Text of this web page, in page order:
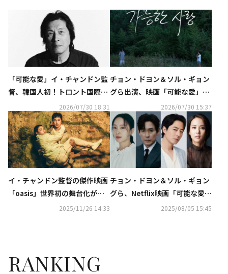
「可能な愛」イ・チャンドン監
督、韓国人初！トロント国際映
画祭のトリビュート・アワード
で受賞
2026/07/30 18:31
チョン・ドヨン＆ソル・ギョン
グら出演、映画「可能な愛」Ne
tflixで11月6日に公開2026/07/30 15:37
イ・チャンドン監督の傑作映画
「oasis」世界初の舞台化が決
定！主演はSUPER EIGHT 丸山
2025/11/26 14:33
チョン・ドヨン＆ソル・ギョン
グら、Netflix映画「可能な愛」
に出演決定！イ・チャンドン監
2025/08/05 15:45
RANKING